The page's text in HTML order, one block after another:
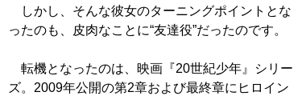
しかし、そんな彼女のターニングポイントとな
ったのも、皮肉なことに“友達役”だったのです。
転機となったのは、映画『20世紀少年』シリー
ズ。2009年公開の第2章および最終章にヒロイン